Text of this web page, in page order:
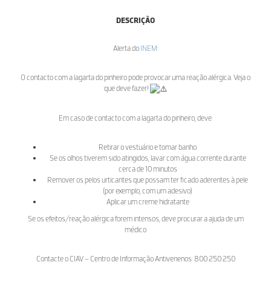
DESCRIÇÃO
Alerta do INEM:
O contacto com a lagarta do pinheiro pode provocar uma reação alérgica. Veja o
que deve fazer!
Em caso de contacto com a lagarta do pinheiro, deve:
Retirar o vestuário e tomar banho
Se os olhos tiverem sido atingidos, lavar com água corrente durante
cerca de 10 minutos
Remover os pelos urticantes que possam ter ficado aderentes à pele
(por exemplo, com um adesivo)
Aplicar um creme hidratante
Se os efeitos/reação alérgica forem intensos, deve procurar a ajuda de um
médico
Contacte o CIAV – Centro de Informação Antivenenos: 800 250 250